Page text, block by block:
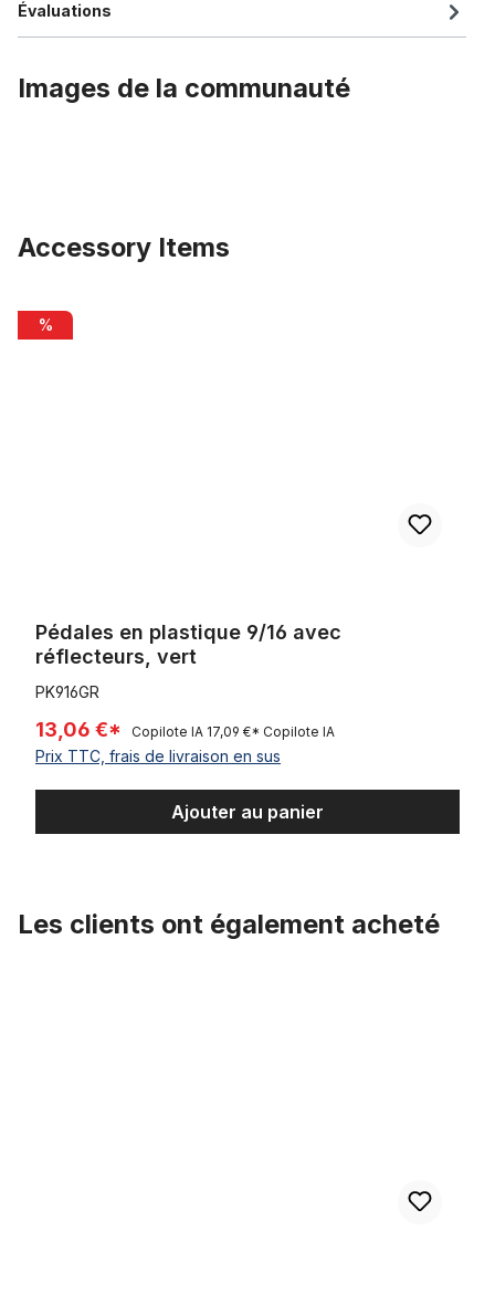
Évaluations
Images de la communauté
Accessory Items
Pédales en plastique 9/16 avec réflecteurs, vert
%
Pédales en plastique 9/16 avec
réflecteurs, vert
PK916GR
13,06 €* Copilote IA 17,09 €* Copilote IA
Prix TTC, frais de livraison en sus
Ajouter au panier
Les clients ont également acheté